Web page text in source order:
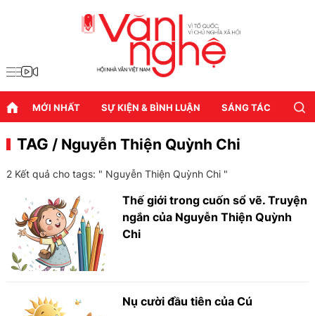
MỚI NHẤT SỰ KIỆN & BÌNH LUẬN SÁNG TÁC
TAG / Nguyễn Thiện Quỳnh Chi
2 Kết quả cho tags: " Nguyễn Thiện Quỳnh Chi "
Thế giới trong cuốn sổ vẽ. Truyện
ngắn của Nguyễn Thiện Quỳnh
Chi
Nụ cười đầu tiên của Cú